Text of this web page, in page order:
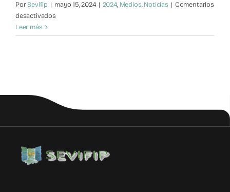
PorSevifip | mayo 15, 2024 | 2024, Medios,Noticias | Comentarios
desactivadosen
Ayuntamiento
combatir
violencia
parental
Leer más